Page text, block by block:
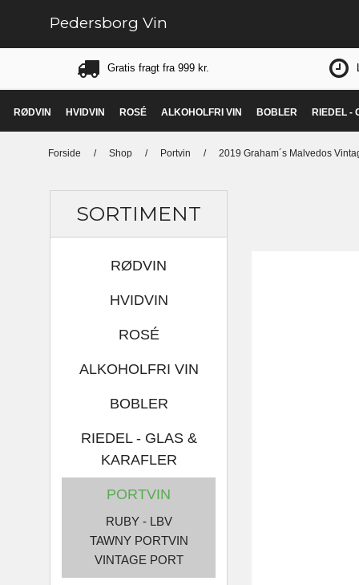
Pedersborg Vin
Gratis fragt fra 999 kr.
RØDVIN HVIDVIN ROSÉ ALKOHOLFRI VIN BOBLER RIEDEL -
Forside / Shop / Portvin / 2019 Graham´s Malvedos
SORTIMENT
RØDVIN
HVIDVIN
ROSÉ
ALKOHOLFRI VIN
BOBLER
RIEDEL - GLAS &
KARAFLER
PORTVIN
RUBY - LBV
TAWNY PORTVIN
VINTAGE PORT